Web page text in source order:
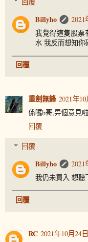
Billyho
2021
我覺得這隻股票
水 我反而想知你
回覆
重劍無鋒 2021年
係囉b哥,畀個意見
回覆
回覆
Billyho
2021
我仍未買入 想聽
回覆
RC 2021年10月24